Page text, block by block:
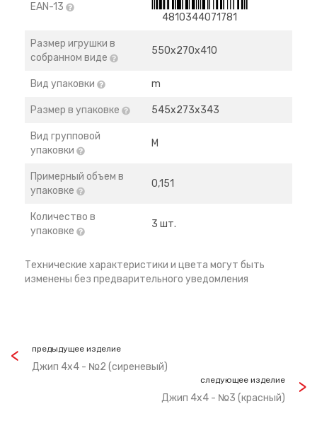
EAN-13
4810344071781
Размер игрушки в
собранном виде
550х270х410
Вид упаковки m
Размер в упаковке 545х273х343
Вид групповой
упаковки
M
Примерный объем в
упаковке
0,151
Количество в
упаковке
3 шт.
Технические характеристики и цвета могут быть
изменены без предварительного уведомления
предыдущее изделие
Джип 4х4 - №2 (сиреневый)
следующее изделие
Джип 4х4 - №3 (красный)